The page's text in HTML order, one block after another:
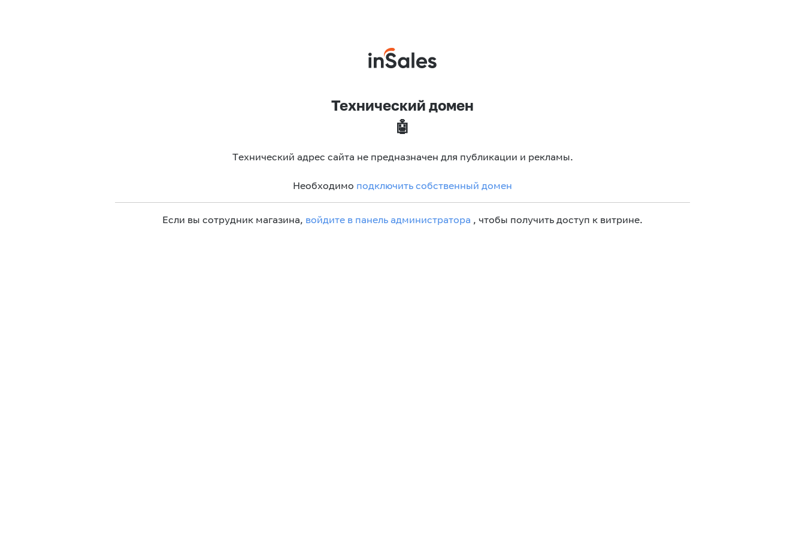
Технический домен
🤖
Технический адрес сайта не предназначен для публикации и рекламы.
Необходимо подключить собственный домен
Если вы сотрудник магазина, войдите в панель администратора , чтобы получить доступ к витрине.